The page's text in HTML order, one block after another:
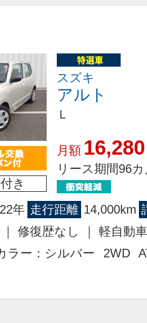
き
スズキ
アルト
Ｌ
月額 16,280
リース期間96
年 走行距離 14,000km
修復歴なし ｜ 軽自動車
ラー：シルバー 2WD